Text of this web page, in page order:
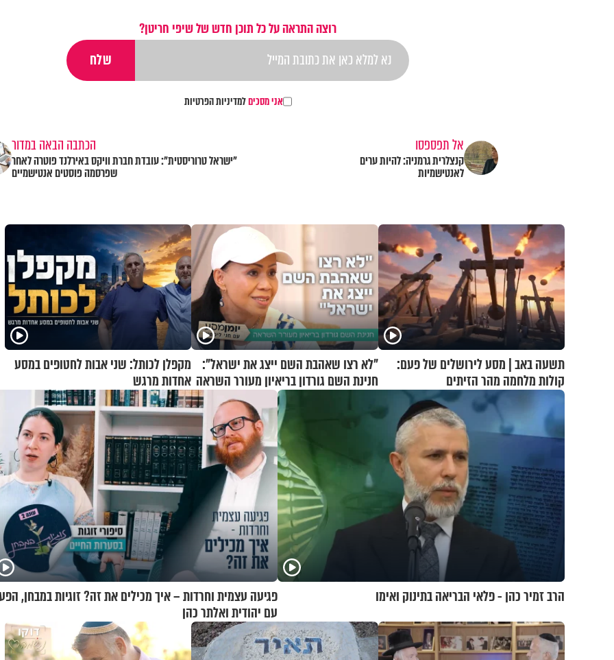
רוצה התראה על כל תוכן חדש של שיפי חריטן?
אני מסכיםלמדיניות הפרטיות
אל תפספסו
קנצלרית גרמניה: להיות ערים
לאנטישמיות
הכתבה הבאה במדור
"ישראל טרוריסטית": עובדת חברת וויקס באירלנד פוטרה לאחר
שפרסמה פוסטים אנטישמיים
תשעה באב | מסע לירושלים של פעם:
קולות מלחמה מהר הזיתים
"לא רצו שאהבת השם ייצג את ישראל":
חנינת השם גורדון בריאיון מעורר השראה
מקפלן לכותל: שני אבות לחטופים במסע
אחדות מרגש
הרב זמיר כהן - פלאי הבריאה בתינוק ואימו
פגיעה עצמית וחרדות – איך מכילים את זה? זוגיות במבחן,
עם יהודית ואלתר כהן